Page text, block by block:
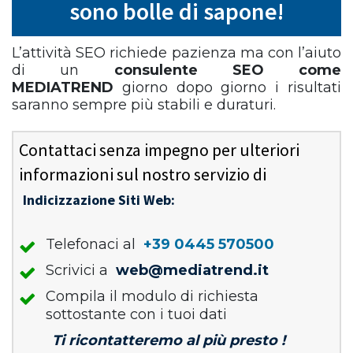
sono bolle di sapone!
L’attività SEO richiede pazienza ma con l’aiuto
di un consulente SEO come
MEDIATREND giorno dopo giorno i risultati
saranno sempre più stabili e duraturi.
Contattaci senza impegno per ulteriori
informazioni sul nostro servizio di
Indicizzazione Siti Web:
Telefonaci al
+39 0445 570500
Scrivici a web@mediatrend.it
Compila il modulo di richiesta
sottostante con i tuoi dati
Ti ricontatteremo al più presto !